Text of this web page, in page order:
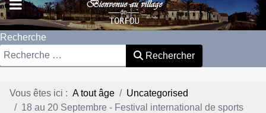
Recherche
Rechercher
Vous êtes ici : A tout âge
Uncategorised
18 au 20 Septembre - Festival international de sports